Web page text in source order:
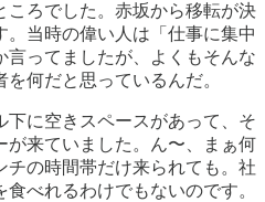
ころでした。赤坂から移転が決
。当時の偉い人は「仕事に集中
言ってましたが、よくもそんな
何だと思っているんだ。
下に空きスペースがあって、そ
が来ていました。ん〜、まぁ何
チの時間帯だけ来られても。社
べれるわけでもないのです。